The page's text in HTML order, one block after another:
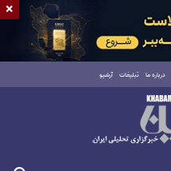
درباره ما تبلیغات آرشیو
×